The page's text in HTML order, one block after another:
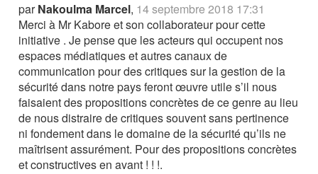
parNakoulma Marcel, 14 septembre 2018 17:31
Merci à Mr Kabore et son collaborateur pour cette
initiative . Je pense que les acteurs qui occupent nos
espaces médiatiques et autres canaux de
communication pour des critiques sur la gestion de la
sécurité dans notre pays feront œuvre utile s’il nous
faisaient des propositions concrètes de ce genre au lieu
de nous distraire de critiques souvent sans pertinence
ni fondement dans le domaine de la sécurité qu’ils ne
maîtrisent assurément. Pour des propositions concrètes
et constructives en avant ! ! !.